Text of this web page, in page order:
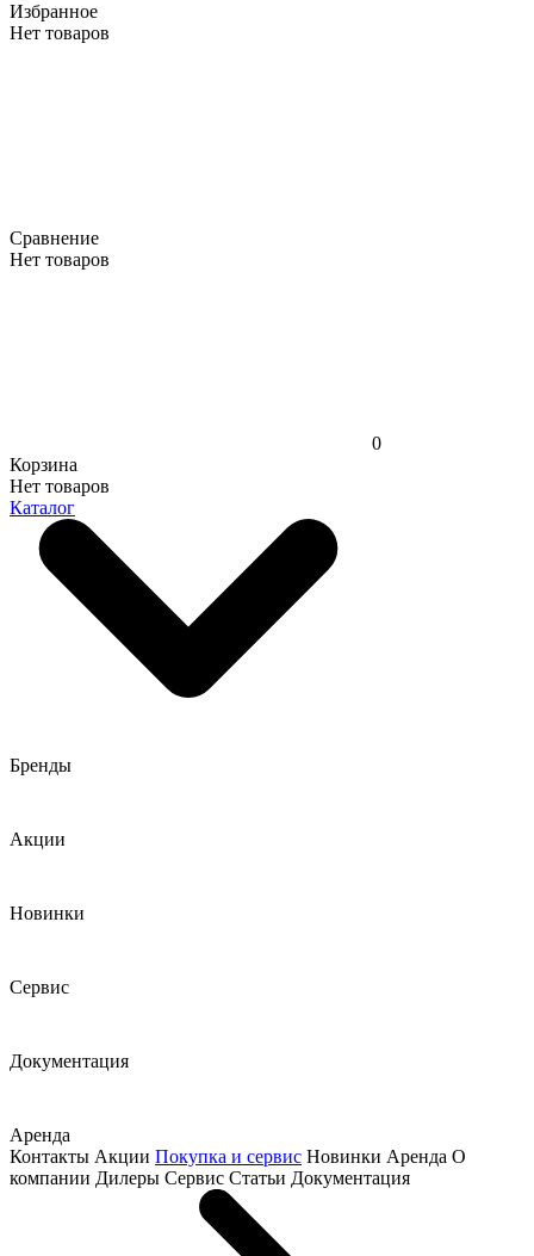
Избранное
Нет товаров
Сравнение
Нет товаров
0
Корзина
Нет товаров
Каталог
Бренды
Акции
Новинки
Сервис
Документация
Аренда
Контакты Акции Покупка и сервис Новинки Аренда О
компании Дилеры Сервис Статьи Документация